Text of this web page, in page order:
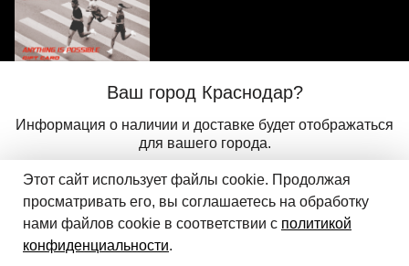
Ваш город Краснодар?
Информация о наличии и доставке будет отображаться
для вашего города.
Положение о программе лояльности
Присоединиться
© 2024 ООО «АДМИКС СПОРТ», официальный дистрибьютор
Li-Ning в России
Этот сайт использует файлы cookie. Продолжая
просматривать его, вы соглашаетесь на обработку
нами файлов cookie в соответствии с политикой
конфиденциальности.